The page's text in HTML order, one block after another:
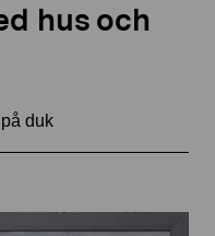
hus och
duk